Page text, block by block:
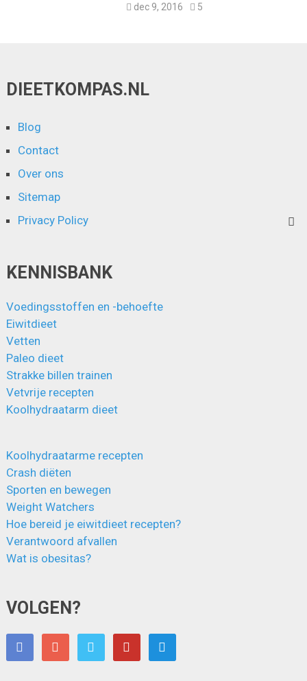
dec 9, 2016 5
DIEETKOMPAS.NL
Blog
Contact
Over ons
Sitemap
Privacy Policy
KENNISBANK
Voedingsstoffen en -behoefte
Eiwitdieet
Vetten
Paleo dieet
Strakke billen trainen
Vetvrije recepten
Koolhydraatarm dieet
Koolhydraatarme recepten
Crash diëten
Sporten en bewegen
Weight Watchers
Hoe bereid je eiwitdieet recepten?
Verantwoord afvallen
Wat is obesitas?
VOLGEN?